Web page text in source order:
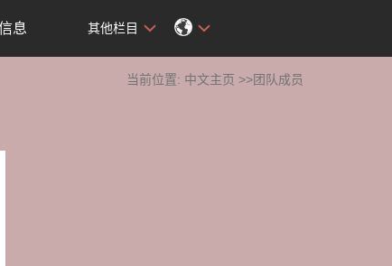
息 其他栏目
当前位置: 中文主页 >>团队成员